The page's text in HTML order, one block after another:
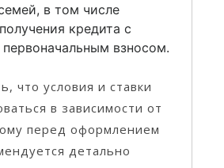
в том числе
кредита с
взносом.
что условия и ставки
в зависимости от
перед оформлением
детально